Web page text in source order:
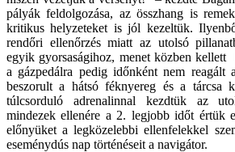
pályák feldolgozása, az összhang is
kritikus helyzeteket is jól kezeltük.
rendőri ellenőrzés miatt az utolsó
egyik gyorsaságihoz, menet közben kellett
a gázpedálra pedig időnként nem
beszorult a hátsó féknyereg és a tárcsa
túlcsorduló adrenalinnal kezdtük az
mindezek ellenére a 2. legjobb időt értük
előnyüket a legközelebbi ellenfelekkel
eseménydús nap történéseit a navigátor.